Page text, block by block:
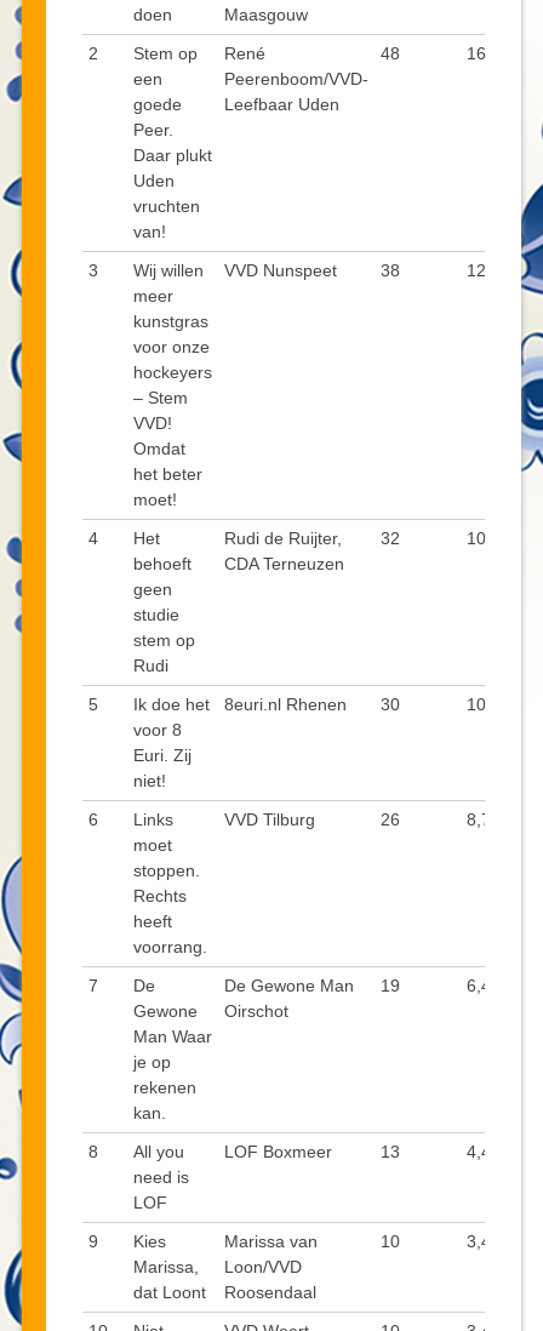
doen
Maasgouw
2
Stem op
een
goede
Peer.
Daar plukt
Uden
vruchten
van!
René
Peerenboom/VVD-
Leefbaar Uden
48 16,1
3
Wij willen
meer
kunstgras
voor onze
hockeyers
– Stem
VVD!
Omdat
het beter
moet!
VVD Nunspeet 38 12,8
4
Het
behoeft
geen
studie
stem op
Rudi
Rudi de Ruijter,
CDA Terneuzen
32 10,7
5
Ik doe het
voor 8
Euri. Zij
niet!
8euri.nl Rhenen 30 10,1
6
Links
moet
stoppen.
Rechts
heeft
voorrang.
VVD Tilburg 26 8,7
7
De
Gewone
Man Waar
je op
rekenen
kan.
De Gewone Man
Oirschot
19 6,4
8
All you
need is
LOF
LOF Boxmeer 13 4,4
9
Kies
Marissa,
dat Loont
Marissa van
Loon/VVD
Roosendaal
10 3,4